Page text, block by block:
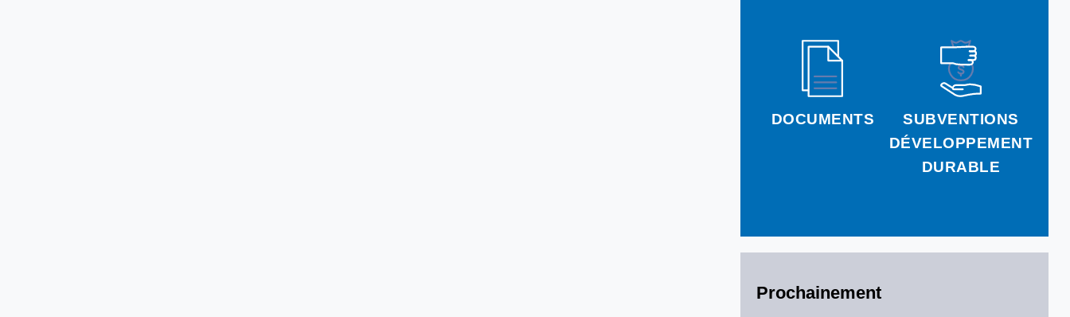
DOCUMENTS
SUBVENTIONS
DÉVELOPPEMENT
DURABLE
Prochainement